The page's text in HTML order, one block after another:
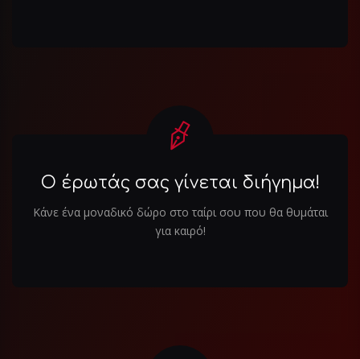
Ο έρωτάς σας γίνεται διήγημα!
Κάνε ένα μοναδικό δώρο στο ταίρι σου που θα θυμάται
για καιρό!